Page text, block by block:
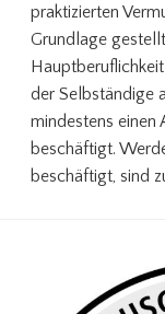
praktizierten
Grundlage
der Selbständige
mindestens einen
beschäftigt.
beschäftigt, sind